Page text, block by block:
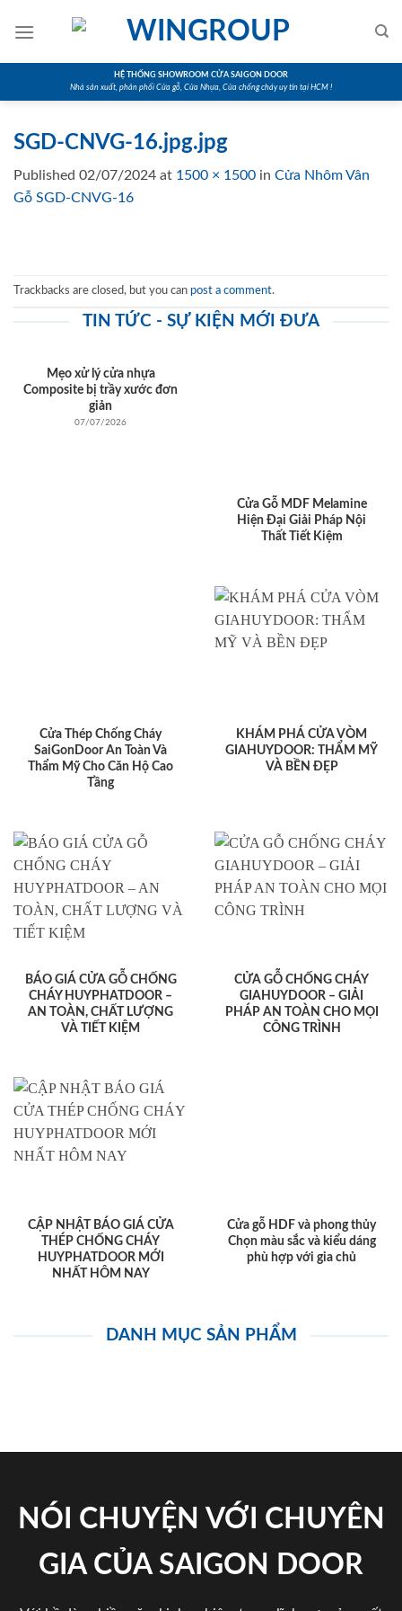
HỆ THỐNG SHOWROOM CỬA SAIGON DOOR
Nhà sản xuất, phân phối Cửa gỗ, Cửa Nhựa, Cửa chống cháy uy tín tại HCM !
SGD-CNVG-16.jpg.jpg
Published 02/07/2024 at 1500 × 1500 in Cửa Nhôm Vân
Gỗ SGD-CNVG-16
Trackbacks are closed, but you can post a comment.
TIN TỨC - SỰ KIỆN MỚI ĐƯA
Mẹo xử lý cửa nhựa
Composite bị trầy xước đơn
giản
07/07/2026
Cửa Gỗ MDF Melamine
Hiện Đại Giải Pháp Nội
Thất Tiết Kiệm
Cửa Thép Chống Cháy
SaiGonDoor An Toàn Và
Thẩm Mỹ Cho Căn Hộ Cao
Tầng
KHÁM PHÁ CỬA VÒM
GIAHUYDOOR: THẨM MỸ
VÀ BỀN ĐẸP
BÁO GIÁ CỬA GỖ CHỐNG
CHÁY HUYPHATDOOR –
AN TOÀN, CHẤT LƯỢNG
VÀ TIẾT KIỆM
CỬA GỖ CHỐNG CHÁY
GIAHUYDOOR – GIẢI
PHÁP AN TOÀN CHO MỌI
CÔNG TRÌNH
CẬP NHẬT BÁO GIÁ CỬA
THÉP CHỐNG CHÁY
HUYPHATDOOR MỚI
NHẤT HÔM NAY
Cửa gỗ HDF và phong thủy
Chọn màu sắc và kiểu dáng
phù hợp với gia chủ
DANH MỤC SẢN PHẨM
NÓI CHUYỆN VỚI CHUYÊN
GIA CỦA SAIGON DOOR